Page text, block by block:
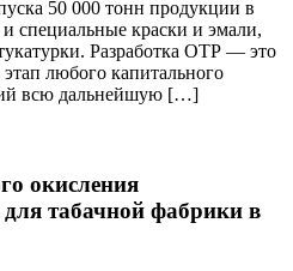
50 000 тонн продукции в
специальные краски и эмали,
Разработка ОТР — это
любого капитального
всю дальнейшую […]
окисления
для табачной фабрики в